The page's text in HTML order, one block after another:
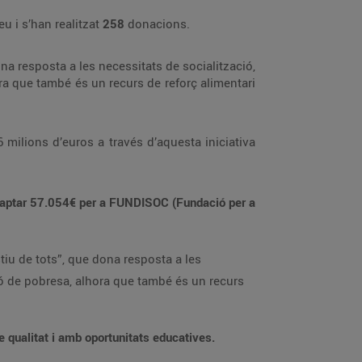
i s’han realitzat 258 donacions.
resposta a les necessitats de socialització,
que també és un recurs de reforç alimentari
d’euros a través d’aquesta iniciativa
57.054€ per a FUNDISOC (Fundació per a
de tots”, que dona resposta a les
pobresa, alhora que també és un recurs
qualitat i amb oportunitats educatives.